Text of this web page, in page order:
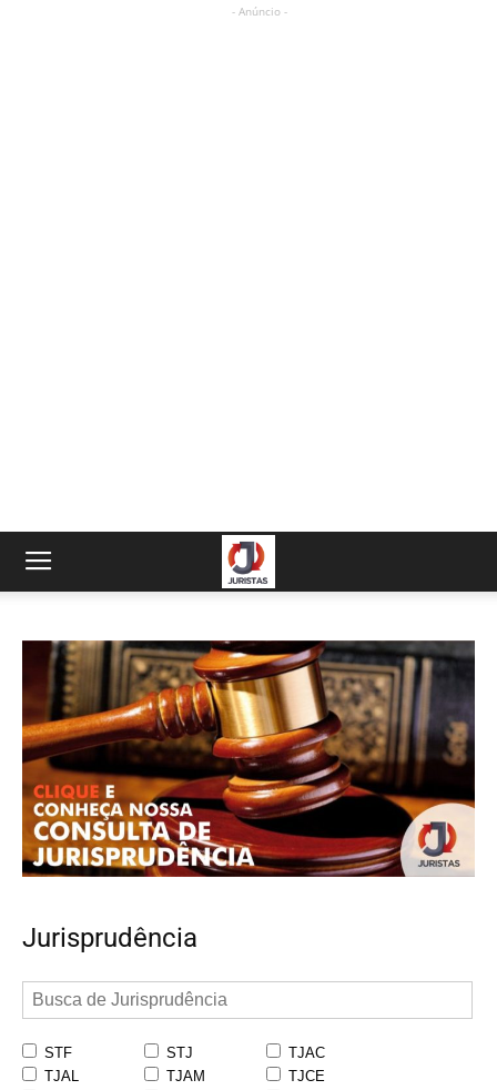
- Anúncio -
Jurisprudência
STF STJ
TJAC
TJAL
TJAM
TJCE